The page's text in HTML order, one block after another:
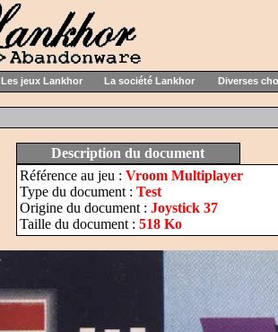
Les jeux Lankhor La société Lankhor Diverses
Description du document
Référence au jeu : Vroom Multiplayer
Type du document : Test
Origine du document : Joystick 37
Taille du document : 518 Ko